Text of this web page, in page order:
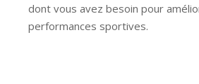
dont vous avez besoin pour
performances sportives.